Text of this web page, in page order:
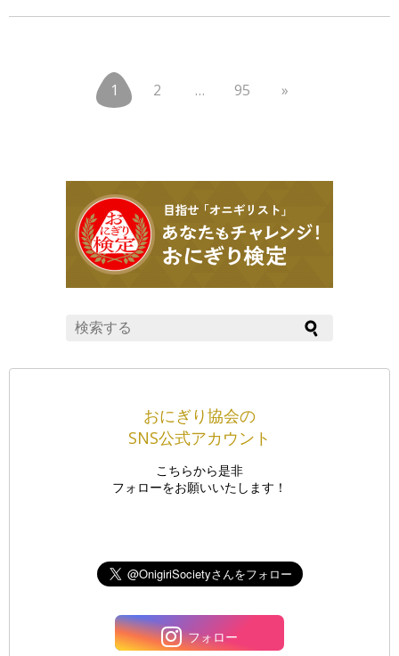
1 2 … 95 »
おにぎり協会の
SNS公式アカウント
こちらから是非
フォローをお願いいたします！
フォロー